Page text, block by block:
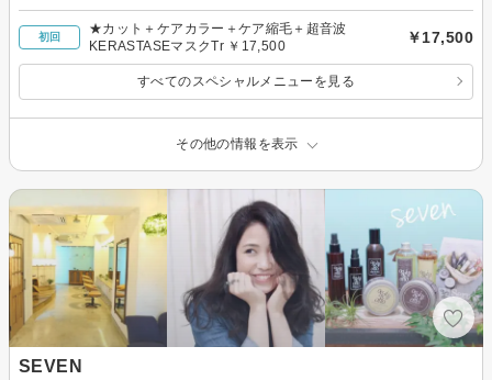
初回
★カット＋ケアカラー＋ケア縮毛＋超音波
KERASTASEマスクTr ￥17,500
￥17,500
すべてのスペシャルメニューを見る
その他の情報を表示
SEVEN